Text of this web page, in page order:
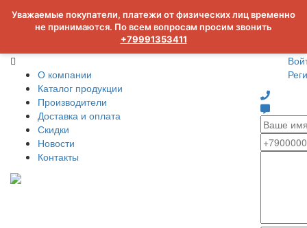
Уважаемые покупатели, платежи от физических лиц временно
не принимаются. По всем вопросам просим звонить
+79991353411
О компании
Каталог продукции
Производители
Доставка и оплата
Скидки
Новости
Контакты